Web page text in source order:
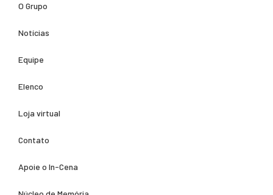
O Grupo
Notícias
Equipe
Elenco
Loja virtual
Contato
Apoie o In-Cena